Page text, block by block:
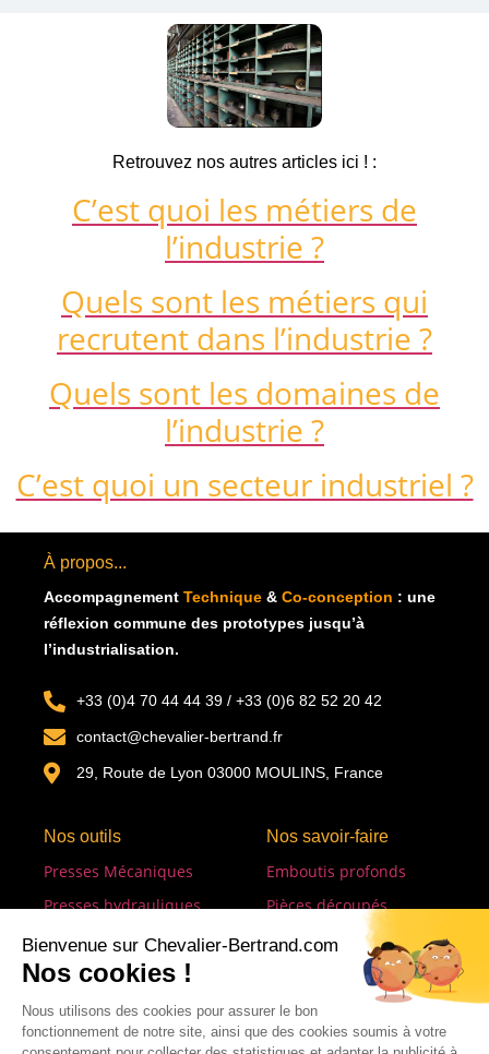
Retrouvez nos autres articles ici ! :
C’est quoi les métiers de
l’industrie ?
Quels sont les métiers qui
recrutent dans l’industrie ?
Quels sont les domaines de
l’industrie ?
C’est quoi un secteur industriel ?
À propos...
Accompagnement Technique & Co-conception : une
réflexion commune des prototypes jusqu’à
l’industrialisation.
+33 (0)4 70 44 44 39 / +33 (0)6 82 52 20 42
contact@chevalier-bertrand.fr
29, Route de Lyon 03000 MOULINS, France
Nos outils
Presses Mécaniques
Presses hydrauliques
Presses à souder
Lignes de transfert
Détoureuses
Lignes de soudure
Nos savoir-faire
Emboutis profonds
Pièces découpés
Emboutissage formage
Emboutis restreints
Soudures